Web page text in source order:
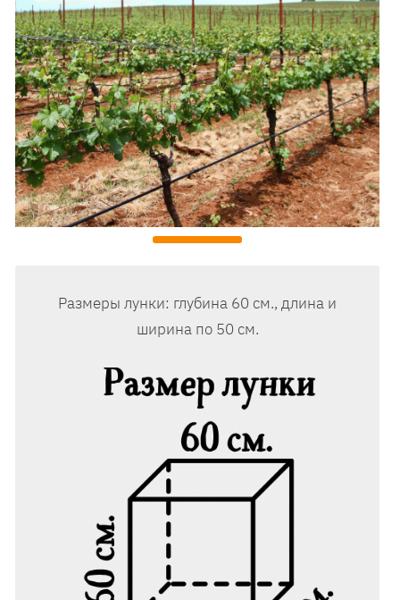
Размеры лунки: глубина 60 см., длина и
ширина по 50 см.